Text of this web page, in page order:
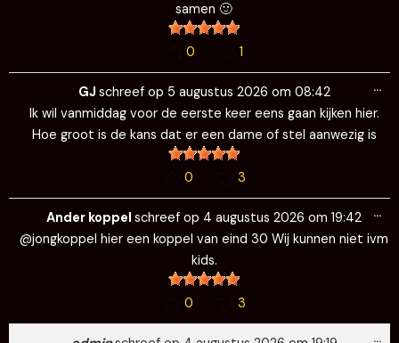
samen 🙂
0 1
GJ schreef op 5 augustus 2026 om 08:42
Ik wil vanmiddag voor de eerste keer eens gaan kijken hier.
Hoe groot is de kans dat er een dame of stel aanwezig is
0 3
…
Ander koppel schreef op 4 augustus 2026 om 19:42
@jongkoppel hier een koppel van eind 30 Wij kunnen niet ivm
kids.
0 3
…
…